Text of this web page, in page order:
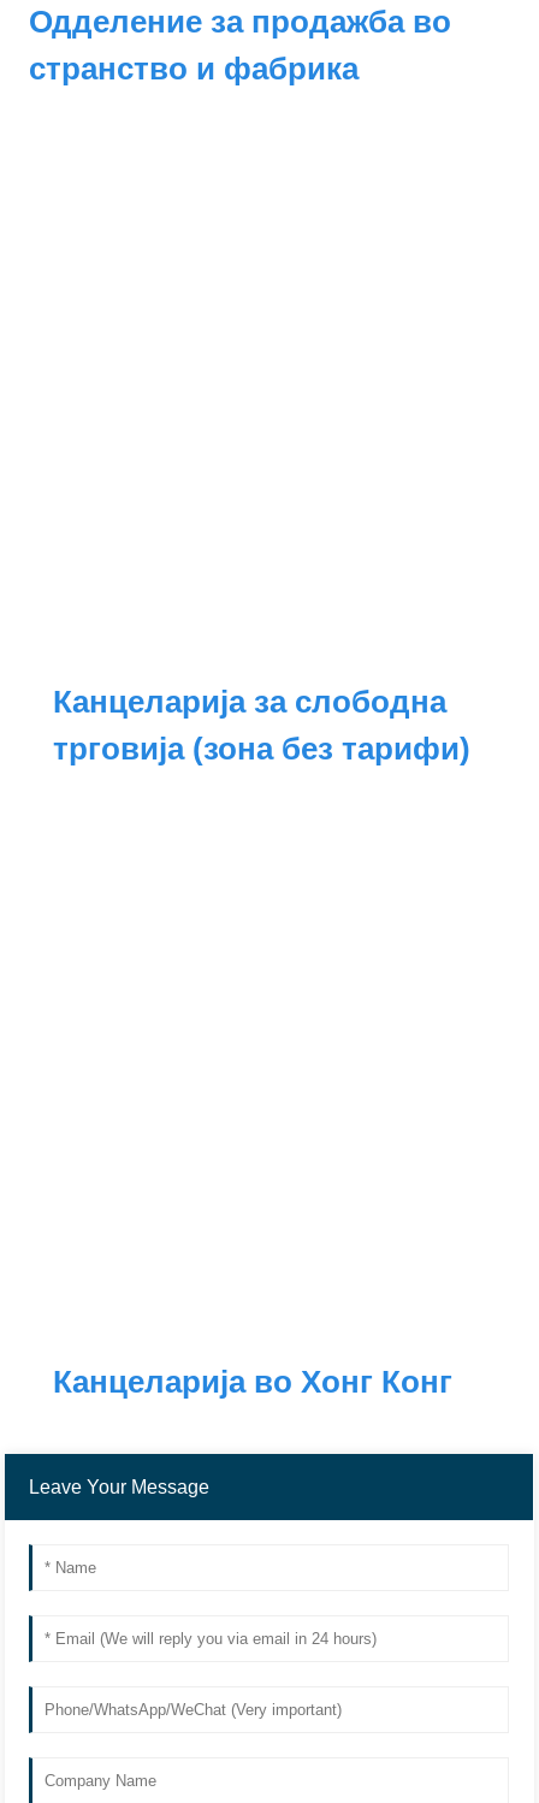
Одделение за продажба во
странство и фабрика
Канцеларија за слободна
трговија (зона без тарифи)
Канцеларија во Хонг Конг